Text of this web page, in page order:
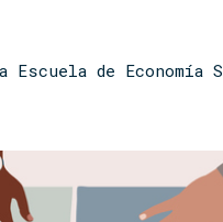
de Economía